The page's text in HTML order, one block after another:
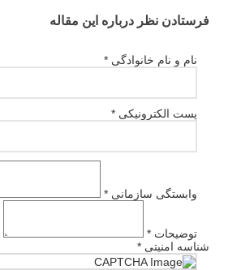
فرستادن نظر درباره این مقاله
نام و نام خانوادگی *
پست الکترونیکی *
وابستگی سازمانی *
توضیحات *
شناسه امنیتی *